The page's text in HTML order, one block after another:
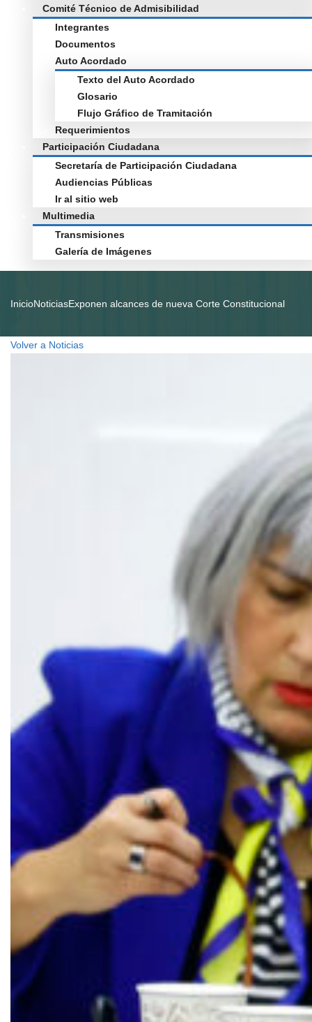
Comité Técnico de Admisibilidad
Integrantes
Documentos
Auto Acordado
Texto del Auto Acordado
Glosario
Flujo Gráfico de Tramitación
Requerimientos
Participación Ciudadana
Secretaría de Participación Ciudadana
Audiencias Públicas
Ir al sitio web
Multimedia
Transmisiones
Galería de Imágenes
InicioNoticiasExponen alcances de nueva Corte Constitucional
Volver a Noticias